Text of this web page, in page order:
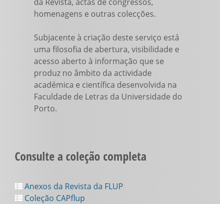
homenagens e outras colecções.
Subjacente à criação deste serviço está
uma filosofia de abertura, visibilidade e
acesso aberto à informação que se
produz no âmbito da actividade
académica e científica desenvolvida na
Faculdade de Letras da Universidade do
Porto.
Consulte a coleção completa
Anexos da Revista da FLUP
Coleção CAPflup